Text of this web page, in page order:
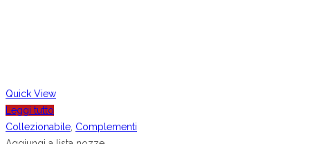
Quick View
Leggi tutto
Collezionabile Complementi